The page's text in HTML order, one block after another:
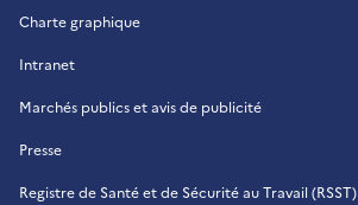
Charte graphique
Intranet
Marchés publics et avis de publicité
Presse
Registre de Santé et de Sécurité au Travail (RSST)